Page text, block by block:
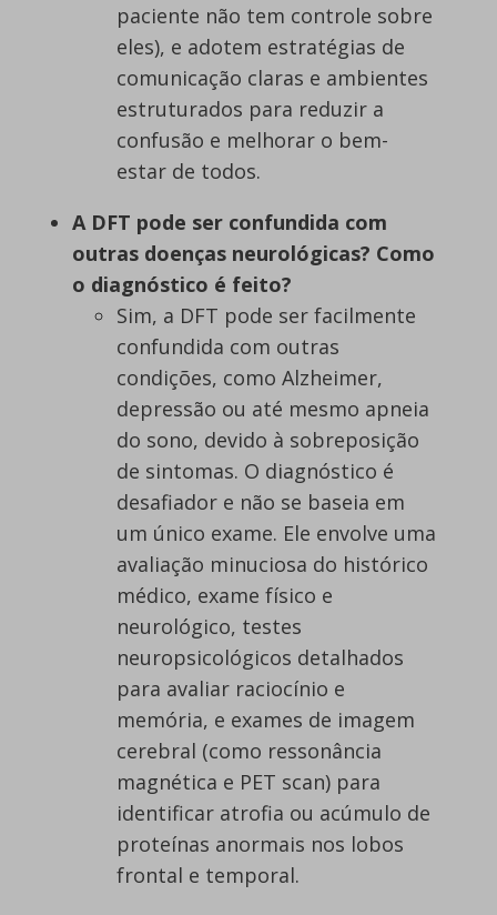
paciente não tem controle sobre
eles), e adotem estratégias de
comunicação claras e ambientes
estruturados para reduzir a
confusão e melhorar o bem-
estar de todos.
A DFT pode ser confundida com
outras doenças neurológicas? Como
o diagnóstico é feito?
Sim, a DFT pode ser facilmente
confundida com outras
condições, como Alzheimer,
depressão ou até mesmo apneia
do sono, devido à sobreposição
de sintomas. O diagnóstico é
desafiador e não se baseia em
um único exame. Ele envolve uma
avaliação minuciosa do histórico
médico, exame físico e
neurológico, testes
neuropsicológicos detalhados
para avaliar raciocínio e
memória, e exames de imagem
cerebral (como ressonância
magnética e PET scan) para
identificar atrofia ou acúmulo de
proteínas anormais nos lobos
frontal e temporal.